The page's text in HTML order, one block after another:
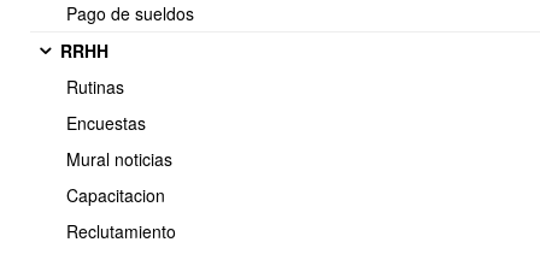
Pago de sueldos
RRHH
Rutinas
Encuestas
Mural noticias
Capacitacion
Reclutamiento